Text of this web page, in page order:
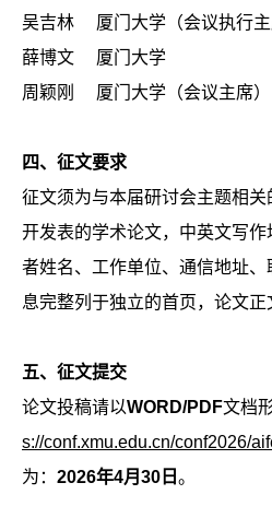
吴吉林 厦门大学（会议执行主
薛博文 厦门大学
周颖刚 厦门大学（会议主席）
四、征文要求
征文须为与本届研讨会主题相
开发表的学术论文，中英文写
者姓名、工作单位、通信地址
息完整列于独立的首页，论文正
五、征文提交
论文投稿请以WORD/PDF文档
s://conf.xmu.edu.cn/conf2026/
为： 2026年4月30日 。